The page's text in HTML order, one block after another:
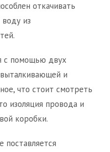
откачивать
из
с помощью двух
и
что стоит смотреть
изоляция провода и
коробки.
поставляется